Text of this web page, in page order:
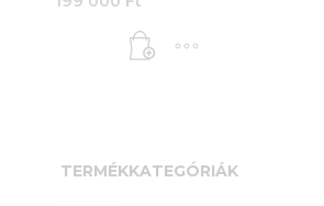
467 Ft.
TERMÉKKATEGÓRIÁK